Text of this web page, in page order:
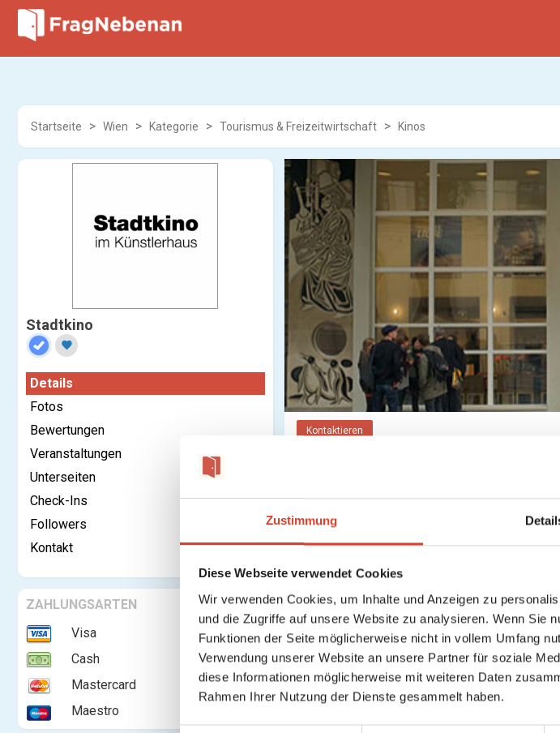
Zustimmung
Diese Webseite verwendet Cookies
Wir verwenden Cookies, um Inhalte und Anzeigen zu
und die Zugriffe auf unsere Website zu analysieren. Wenn Sie
Funktionen der Seite möglicherweise nicht in vollem Umfang
Verwendung unserer Website an unsere Partner für soziale
diese Informationen möglicherweise mit weiteren Daten
Rahmen Ihrer Nutzung der Dienste gesammelt haben.
Startseite Wien Kategorie Tourismus & Freizeitwirtschaft Kinos
Stadtkino
favorite
Details
Fotos
Bewertungen
Veranstaltungen
Unterseiten
Check-Ins
Followers
Kontakt
ZAHLUNGSARTEN
Visa
Cash
Mastercard
Maestro
Kontaktieren
directions Wegbeschreibung location_on
Telefon: Ansehen
Website: https://stadtkinowien.at/
Beschreibung:
Das Stadtkino ist eines der
Standort war am
gegründet wurde. 2013